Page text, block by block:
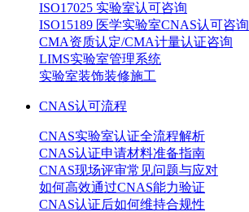
ISO17025 实验室认可咨询
ISO15189 医学实验室CNAS认可咨询
CMA资质认定/CMA计量认证咨询
LIMS实验室管理系统
实验室装饰装修施工
CNAS认可流程
CNAS实验室认证全流程解析
CNAS认证申请材料准备指南
CNAS现场评审常见问题与应对
如何高效通过CNAS能力验证
CNAS认证后如何维持合规性